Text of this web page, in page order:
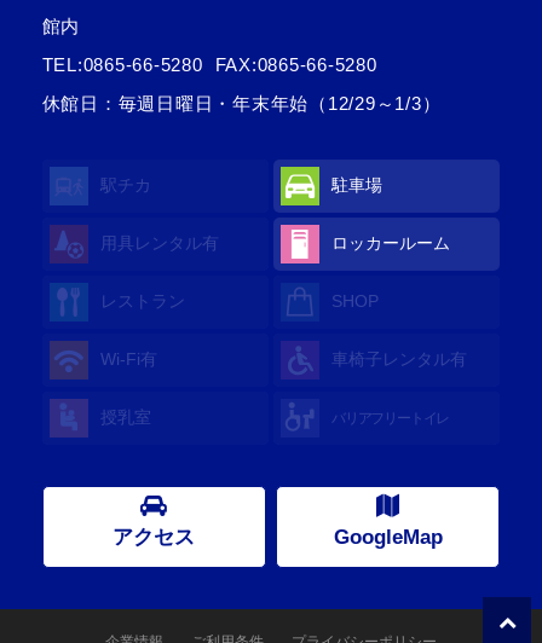
館内
TEL:0865-66-5280
FAX:0865-66-5280
休館日：毎週日曜日・年末年始（12/29～1/3）
駅チカ 駐車場
用具レンタル有 ロッカールーム
レストラン SHOP
Wi-Fi有 車椅子レンタル有
授乳室 バリアフリートイレ
アクセス GoogleMap